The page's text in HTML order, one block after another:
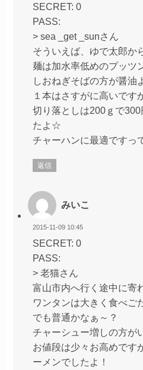
SECRET: 0
PASS:
> sea _get _sunさん
そういえば、ゆで太郎か
麺は加水率低めのプッツ
しおねぎそばの方が醤油
１本はさすがに高いです
切り落としは200ｇで300
たよ☆
チャーハンに最適ですっ
返信
みいこ
2015-11-09 10:45
SECRET: 0
PASS:
> 老猫さん
富山市内へ行く途中に寄
ワンタンは大きく食べご
でも普通かなぁ～？
チャーシュー増しの方が
お値段は少々お高めです
ーメンでしたよ！